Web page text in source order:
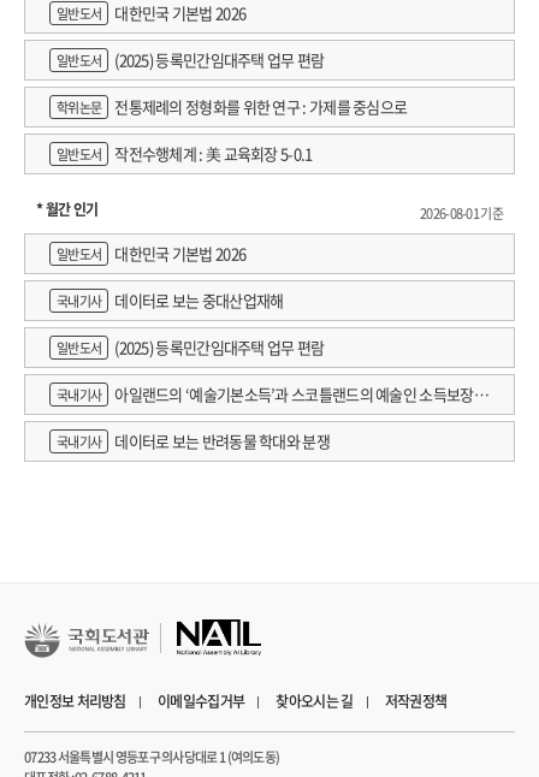
일반도서 대한민국 기본법 2026
일반도서 (2025) 등록민간임대주택 업무 편람
학위논문 전통제례의 정형화를 위한 연구 : 가제를 중심으로
일반도서 작전수행체계 : 美 교육회장 5-0.1
* 월간 인기
2026-08-01 기준
일반도서
대한민국 기본법 2026
국내기사 데이터로 보는 중대산업재해
일반도서 (2025) 등록민간임대주택 업무 편람
국내기사
아일랜드의 ‘예술기본소득’과 스코틀랜드의 예술인 소득보장정
책 논의
국내기사 데이터로 보는 반려동물 학대와 분쟁
개인정보 처리방침 이메일수집거부 찾아오시는 길 저작권정책
07233 서울특별시 영등포구 의사당대로 1 (여의도동)